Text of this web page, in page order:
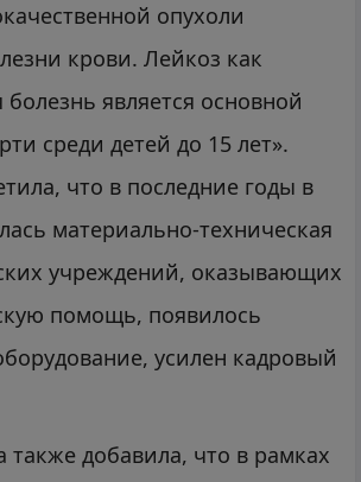
опухоли
крови. Лейкоз как
является основной
среди детей до 15 лет».
что в последние годы в
материально-техническая
учреждений, оказывающих
помощь, появилось
усилен кадровый
также добавила, что в рамках